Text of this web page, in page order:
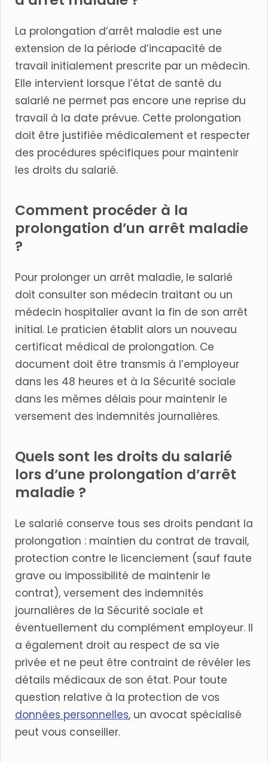
La prolongation d’arrêt maladie est une
extension de la période d’incapacité de
travail initialement prescrite par un médecin.
Elle intervient lorsque l’état de santé du
salarié ne permet pas encore une reprise du
travail à la date prévue. Cette prolongation
doit être justifiée médicalement et respecter
des procédures spécifiques pour maintenir
les droits du salarié.
Comment procéder à la
prolongation d’un arrêt maladie
?
Pour prolonger un arrêt maladie, le salarié
doit consulter son médecin traitant ou un
médecin hospitalier avant la fin de son arrêt
initial. Le praticien établit alors un nouveau
certificat médical de prolongation. Ce
document doit être transmis à l’employeur
dans les 48 heures et à la Sécurité sociale
dans les mêmes délais pour maintenir le
versement des indemnités journalières.
Quels sont les droits du salarié
lors d’une prolongation d’arrêt
maladie ?
Le salarié conserve tous ses droits pendant la
prolongation : maintien du contrat de travail,
protection contre le licenciement (sauf faute
grave ou impossibilité de maintenir le
contrat), versement des indemnités
journalières de la Sécurité sociale et
éventuellement du complément employeur. Il
a également droit au respect de sa vie
privée et ne peut être contraint de révéler les
détails médicaux de son état. Pour toute
question relative à la protection de vos
données personnelles, un avocat spécialisé
peut vous conseiller.